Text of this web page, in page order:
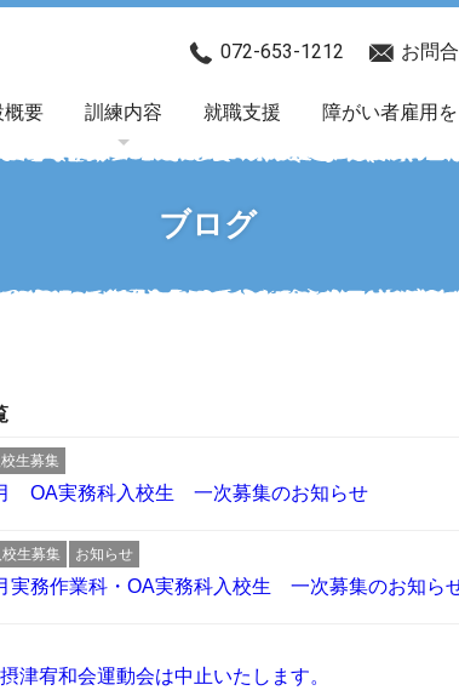
072-653-1212 お問
概要 訓練内容 就職支援 障がい者雇用
ブログ
校生募集
OA実務科入校生 一次募集のお知らせ
校生募集 お知らせ
実務作業科・OA実務科入校生 一次募集のお知ら
津宥和会運動会は中止いたします。